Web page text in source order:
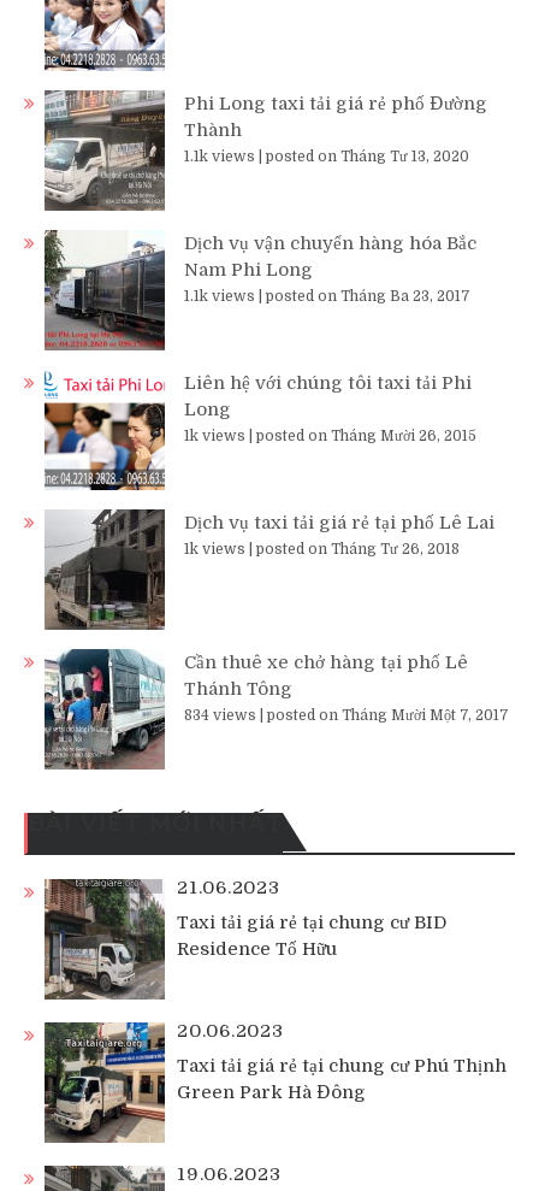
Phi Long taxi tải giá rẻ phố Đường
Thành
1.1k views posted on Tháng Tư 13, 2020
Dịch vụ vận chuyển hàng hóa Bắc
Nam Phi Long
1.1k views posted on Tháng Ba 23, 2017
Liên hệ với chúng tôi taxi tải Phi
Long
1k views posted on Tháng Mười 26, 2015
Dịch vụ taxi tải giá rẻ tại phố Lê Lai
1k views posted on Tháng Tư 26, 2018
Cần thuê xe chở hàng tại phố Lê
Thánh Tông
834 views posted on Tháng Mười Một 7, 2017
BÀI VIẾT MỚI NHẤT
21.06.2023
Taxi tải giá rẻ tại chung cư BID
Residence Tố Hữu
20.06.2023
Taxi tải giá rẻ tại chung cư Phú Thịnh
Green Park Hà Đông
19.06.2023